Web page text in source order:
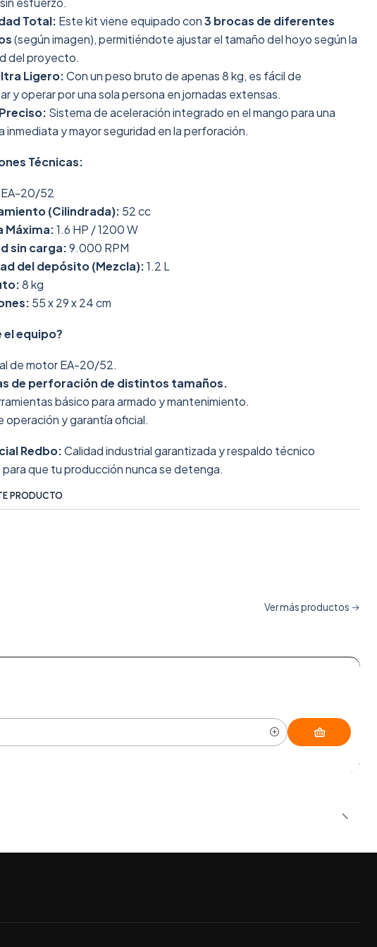
Total: Este kit viene equipado con3 brocas de diferentes
(según imagen), permitiéndote ajustar el tamaño del hoyo según la
del proyecto.
Ligero:Con un peso bruto de apenas 8 kg, es fácil de
y operar por una sola persona en jornadas extensas.
Sistema de aceleración integrado en el mango para una
inmediata y mayor seguridad en la perforación.
Técnicas:
EA-20/52
(Cilindrada): 52 cc
Máxima:1.6 HP / 1200 W
sin carga:9.000 RPM
del depósito (Mezcla):1.2 L
8 kg
55 x 29 x 24 cm
el equipo?
de motor EA-20/52.
de perforación de distintos tamaños.
básico para armado y mantenimiento.
operación y garantía oficial.
Redbo:Calidad industrial garantizada y respaldo técnico
que tu producción nunca se detenga.
PRODUCTO
Ver más productos